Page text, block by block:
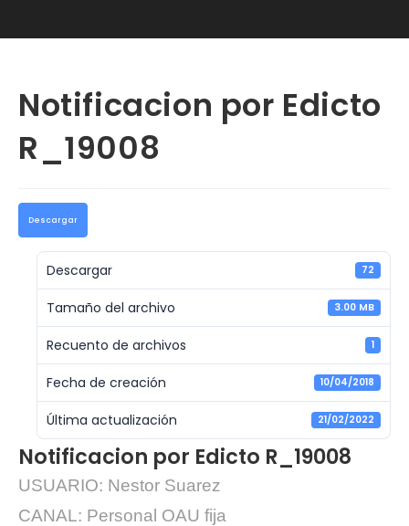
Notificacion por Edicto
R_19008
Descargar
Descargar 72
Tamaño del archivo 3.00 MB
Recuento de archivos 1
Fecha de creación 10/04/2018
Última actualización 21/02/2022
Notificacion por Edicto R_19008
USUARIO: Nestor Suarez
CANAL: Personal OAU fija